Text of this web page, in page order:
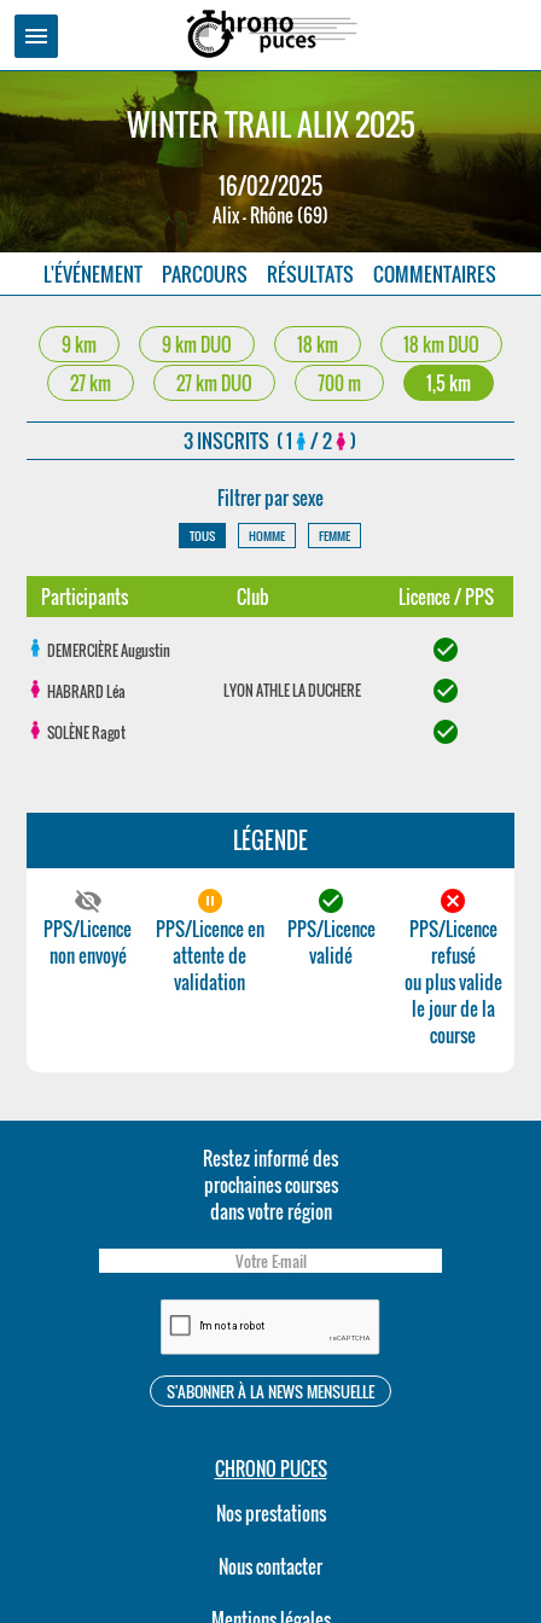
menu
WINTER TRAIL ALIX 2025
16/02/2025
Alix - Rhône (69)
L'ÉVÉNEMENT PARCOURS RÉSULTATS COMMENTAIRES
9 km 9 km DUO 18 km
18 km DUO
27 km
27 km DUO 700 m 1,5 km
3 INSCRITS ( 1 / 2 )
Filtrer par sexe
TOUS HOMME FEMME
Participants Club Licence / PPS
DEMERCIÈREAugustin check_circle
HABRARDLéa LYON ATHLE LA DUCHERE check_circle
SOLÈNERagot check_circle
LÉGENDE
visibility_off
PPS/Licence
non envoyé
pause_circle_filled
PPS/Licence en
attente de
validation
check_circle
PPS/Licence
validé
cancel
PPS/Licence
refusé
ou plus valide
le jour de la
course
Restez informé des
prochaines courses
dans votre région
CHRONO PUCES
Nos prestations
Nous contacter